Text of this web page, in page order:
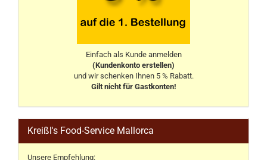
Einfach als Kunde anmelden
(Kundenkonto erstellen)
und wir schenken Ihnen 5 % Rabatt.
Gilt nicht für Gastkonten!
Kreißl's Food-Service Mallorca
Unsere Empfehlung: